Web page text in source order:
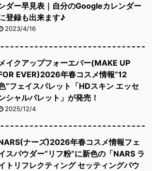
ダー早見表｜自分のGoogleカレンダー
登録も出来ます♪
2023/4/16
イクアップフォーエバー(MAKE UP
EVER)2026年春コスメ情報”12
”フェイスパレット「HDスキン エッセ
シャルパレット」が発売！
2025/12/4
ナーズ)2026年春コスメ情報フェ
スパウダー“リフ粉”に新色の「NARS ラ
トリフレクティング セッティングパウ